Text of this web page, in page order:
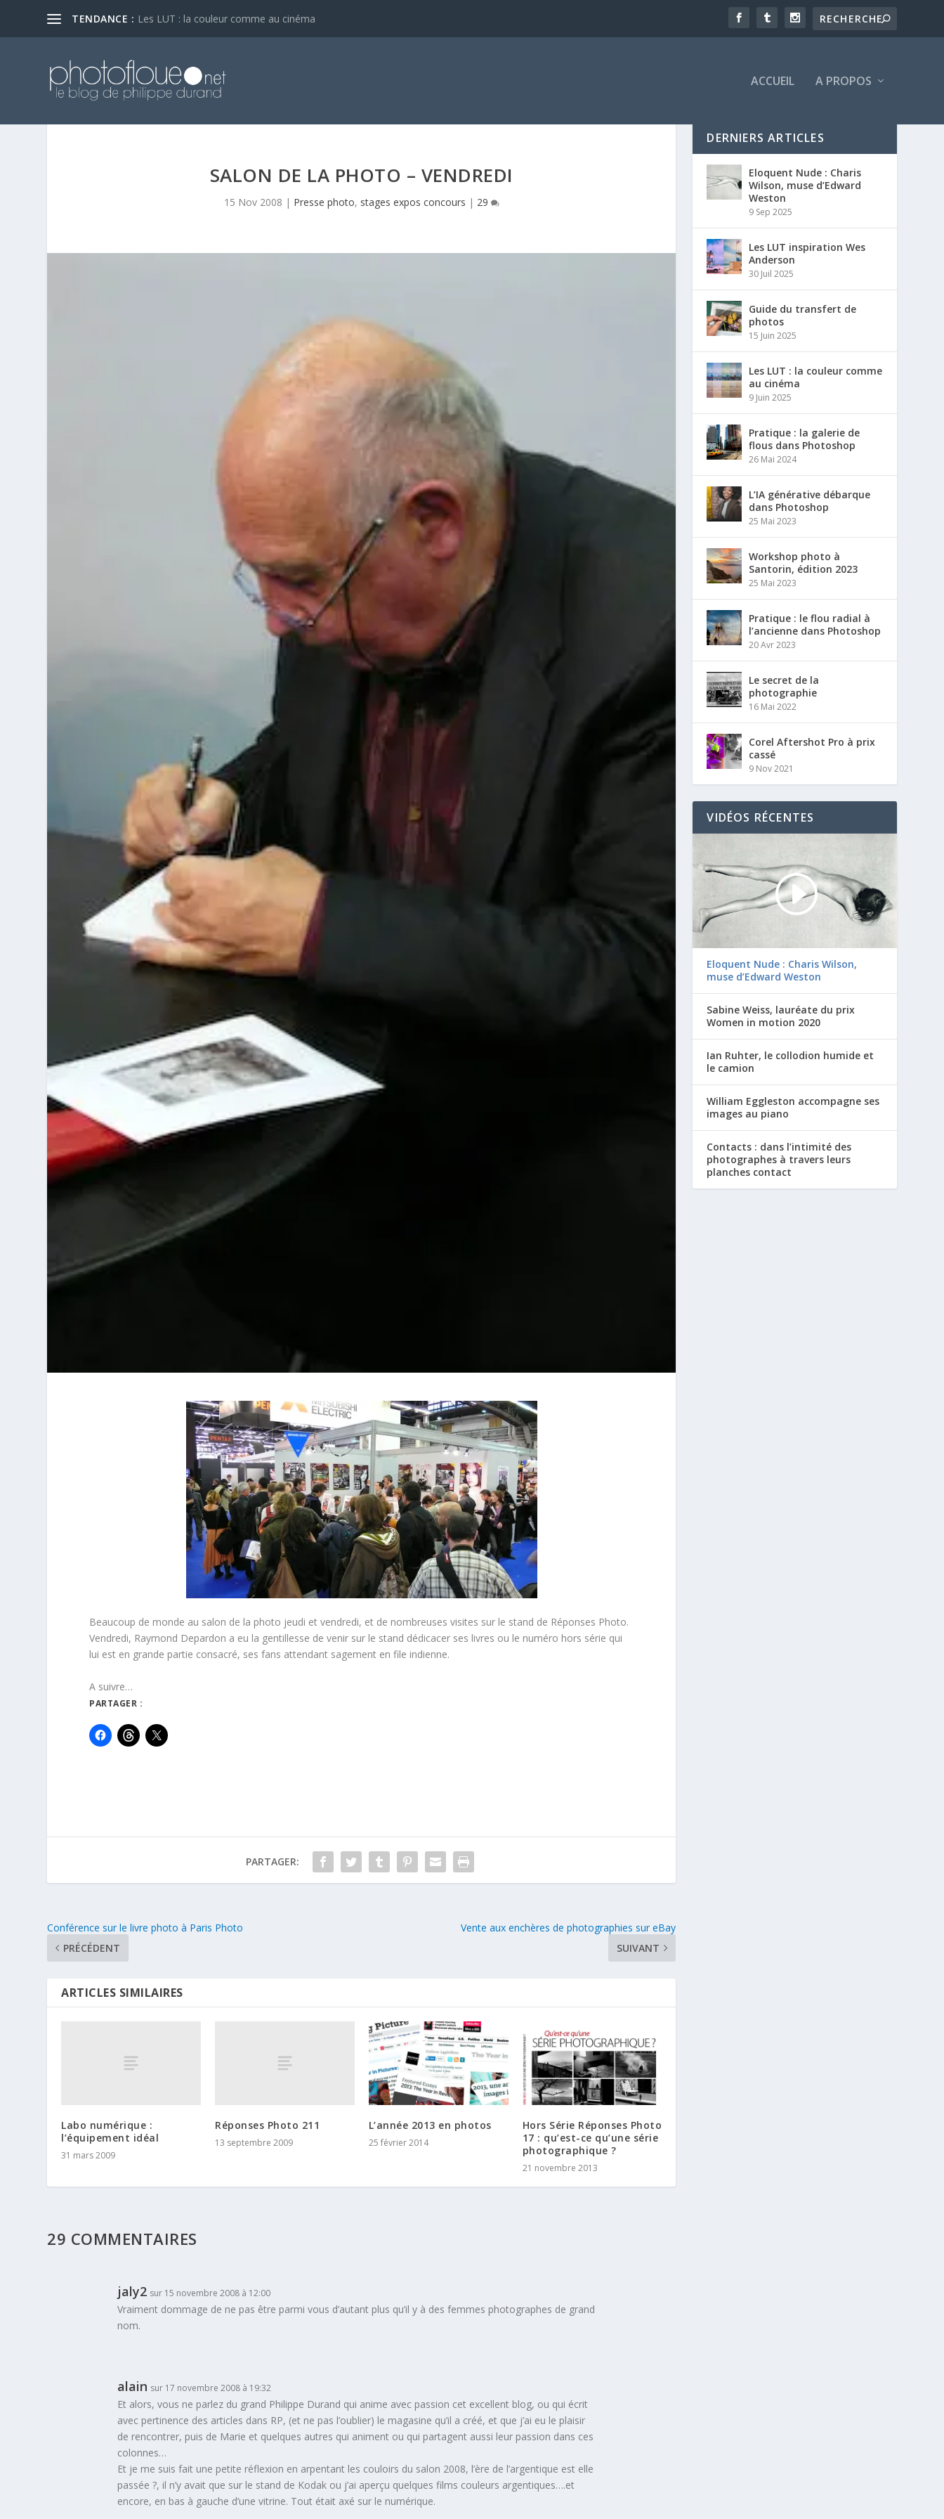
TENDANCE : Les LUT : la couleur comme au cinéma
ACCUEIL A PROPOS
SALON DE LA PHOTO – VENDREDI
15 Nov 2008 | Presse photo, stages expos concours | 29
Beaucoup de monde au salon de la photo jeudi et vendredi, et de nombreuses visites sur le stand de Réponses Photo.
Vendredi, Raymond Depardon a eu la gentillesse de venir sur le stand dédicacer ses livres ou le numéro hors série qui
lui est en grande partie consacré, ses fans attendant sagement en file indienne.
A suivre…
PARTAGER :
PARTAGER:
Conférence sur le livre photo à Paris Photo
PRÉCÉDENT
Vente aux enchères de photographies sur eBay
SUIVANT
ARTICLES SIMILAIRES
Labo numérique :
l’équipement idéal
31 mars 2009
Réponses Photo 211
13 septembre 2009
L’année 2013 en photos
25 février 2014
Hors Série Réponses Photo
17 : qu’est-ce qu’une série
photographique ?
21 novembre 2013
29 COMMENTAIRES
jaly2 sur 15 novembre 2008 à 12:00
Vraiment dommage de ne pas être parmi vous d’autant plus qu’il y à des femmes photographes de grand
nom.
alain sur 17 novembre 2008 à 19:32
Et alors, vous ne parlez du grand Philippe Durand qui anime avec passion cet excellent blog, ou qui écrit
avec pertinence des articles dans RP, (et ne pas l’oublier) le magasine qu’il a créé, et que j’ai eu le plaisir
de rencontrer, puis de Marie et quelques autres qui animent ou qui partagent aussi leur passion dans ces
colonnes…
Et je me suis fait une petite réflexion en arpentant les couloirs du salon 2008, l’ère de l’argentique est elle
passée ?, il n’y avait que sur le stand de Kodak ou j’ai aperçu quelques films couleurs argentiques….et
encore, en bas à gauche d’une vitrine. Tout était axé sur le numérique.
DERNIERS ARTICLES
Eloquent Nude : Charis
Wilson, muse d’Edward
Weston
9 Sep 2025
Les LUT inspiration Wes
Anderson
30 Juil 2025
Guide du transfert de
photos
15 Juin 2025
Les LUT : la couleur comme
au cinéma
9 Juin 2025
Pratique : la galerie de
flous dans Photoshop
26 Mai 2024
L’IA générative débarque
dans Photoshop
25 Mai 2023
Workshop photo à
Santorin, édition 2023
25 Mai 2023
Pratique : le flou radial à
l’ancienne dans Photoshop
20 Avr 2023
Le secret de la
photographie
16 Mai 2022
Corel Aftershot Pro à prix
cassé
9 Nov 2021
VIDÉOS RÉCENTES
Eloquent Nude : Charis Wilson,
muse d’Edward Weston
Sabine Weiss, lauréate du prix
Women in motion 2020
Ian Ruhter, le collodion humide et
le camion
William Eggleston accompagne ses
images au piano
Contacts : dans l’intimité des
photographes à travers leurs
planches contact